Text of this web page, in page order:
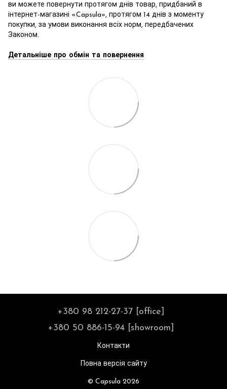
ви можете повернути протягом днів товар, придбаний в
інтернет-магазині «Capsula», протягом 14 днів з моменту
покупки, за умови виконання всіх норм, передбачених
Законом.
Детальніше про обмін та повернення
+380 98 212-27-37 [office]
+380 50 886-15-94 [showroom]
Контакти
Повна версія сайту
© Capsula 2026